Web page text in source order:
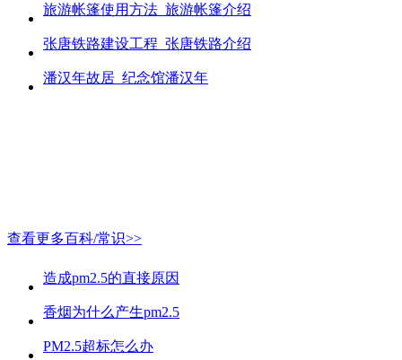
旅游帐篷使用方法_旅游帐篷介绍
张唐铁路建设工程_张唐铁路介绍
潘汉年故居_纪念馆潘汉年
查看更多百科/常识>>
造成pm2.5的直接原因
香烟为什么产生pm2.5
PM2.5超标怎么办